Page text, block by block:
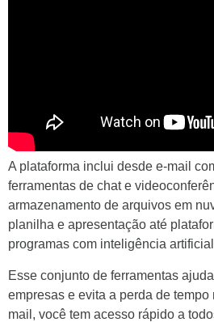
A plataforma inclui desde e-mail
ferramentas de chat e
armazenamento de arquivos em
planilha e apresentação até
programas com inteligência
Esse conjunto de ferramentas
empresas e evita a perda de
mail, você tem acesso rápido a